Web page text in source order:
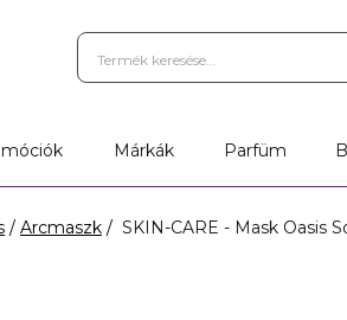
Márkák Parfüm
Arcmaszk SKIN-CARE - Mask Oasis